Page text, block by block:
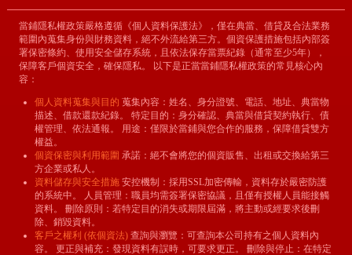
當鋪隱私權政策嚴格遵循《個人資料保護法》，僅在典當、借貸及合法業務
範圍內蒐集身份與財務資料，絕不外流給第三方。個資保護措施包括內部簽
署保密條約、使用安全儲存系統，且依法保存當票紀錄（通常至少5年），
保障客戶個資安全，確保隱私。 以下是正當當鋪隱私權政策的常見核心內
容：
個人資料蒐集與目的 蒐集內容：姓名、身分證號、電話、地址、典當物
描述、借款還款紀錄。 特定目的：身分確認、典當與借貸契約執行、債
權管理、依法通報。 用途：僅限於當鋪與您合作的服務，保障借貸雙方
權益。
個資保密與利用範圍 承諾：絕不會將您的個資販售、出租或交換給第三
方企業或私人。
資料儲存與安全措施安控機制：採用SSL加密傳輸，資料存於嚴密防護
的系統中。 人員管理：職員均需簽署保密協議，且僅有授權人員能接觸
資料。 刪除原則：若特定目的消失或期限屆滿，將主動或經要求後刪
除、銷毀資料。
客戶之權利 (依個資法)查詢與瀏覽：可查詢本公司持有之個人資料內
容。 更正與補充：發現資料有誤時，可要求更正。 刪除與停止：在特定